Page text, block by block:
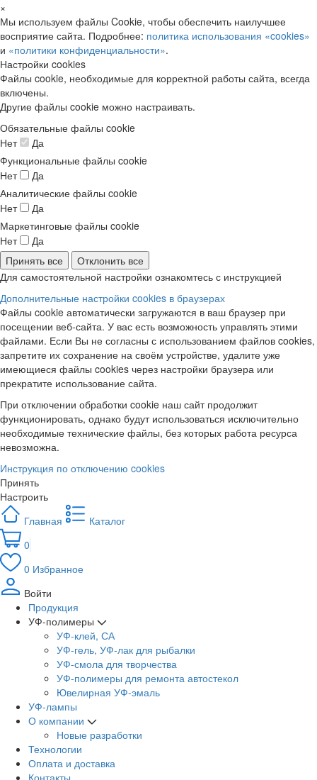
×
Мы используем файлы Cookie, чтобы обеспечить наилучшее
восприятие сайта. Подробнее: политика использования «cookies»
и «политики конфиденциальности».
Настройки cookies
Файлы cookie, необходимые для корректной работы сайта, всегда
включены.
Другие файлы cookie можно настраивать.
Обязательные файлы cookie
Нет
Да
Функциональные файлы cookie
Нет
Да
Аналитические файлы cookie
Нет
Да
Маркетинговые файлы cookie
Нет
Да
Принять все
Отклонить все
Для самостоятельной настройки ознакомтесь с инструкцией
Дополнительные настройки cookies в браузерах
Файлы cookie автоматически загружаются в ваш браузер при
посещении веб-сайта. У вас есть возможность управлять этими
файлами. Если Вы не согласны с использованием файлов cookies,
запретите их сохранение на своём устройстве, удалите уже
имеющиеся файлы cookies через настройки браузера или
прекратите использование сайта.
При отключении обработки cookie наш сайт продолжит
функционировать, однако будут использоваться исключительно
необходимые технические файлы, без которых работа ресурса
невозможна.
Инструкция по отключению cookies
Принять
Настроить
Главная
Каталог
0
0 Избранное
Войти
Продукция
УФ-полимеры
УФ-клей, СА
УФ-гель, УФ-лак для рыбалки
УФ-смола для творчества
УФ-полимеры для ремонта автостекол
Ювелирная УФ-эмаль
УФ-лампы
О компании
Новые разработки
Технологии
Оплата и доставка
Контакты